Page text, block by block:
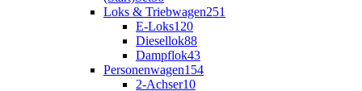
Loks & Triebwagen251
E-Loks120
Diesellok88
Dampflok43
Personenwagen154
2-Achser10